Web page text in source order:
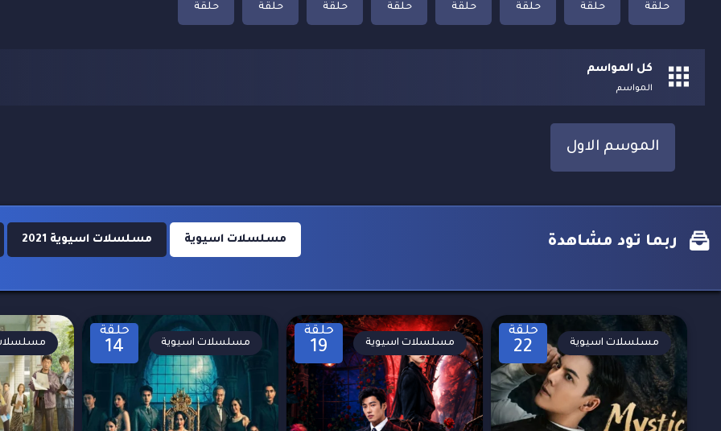
حلقة حلقة حلقة حلقة حلقة حلقة حلقة حلقة
كل المواسم
المواسم
الموسم الاول
ربما تود مشاهدة مسلسلات اسيوية مسلسلات اسيوية 2021
حلقة
22 مسلسلات اسيوية
حلقة
19 مسلسلات اسيوية
حلقة
14 مسلسلات اسيوية